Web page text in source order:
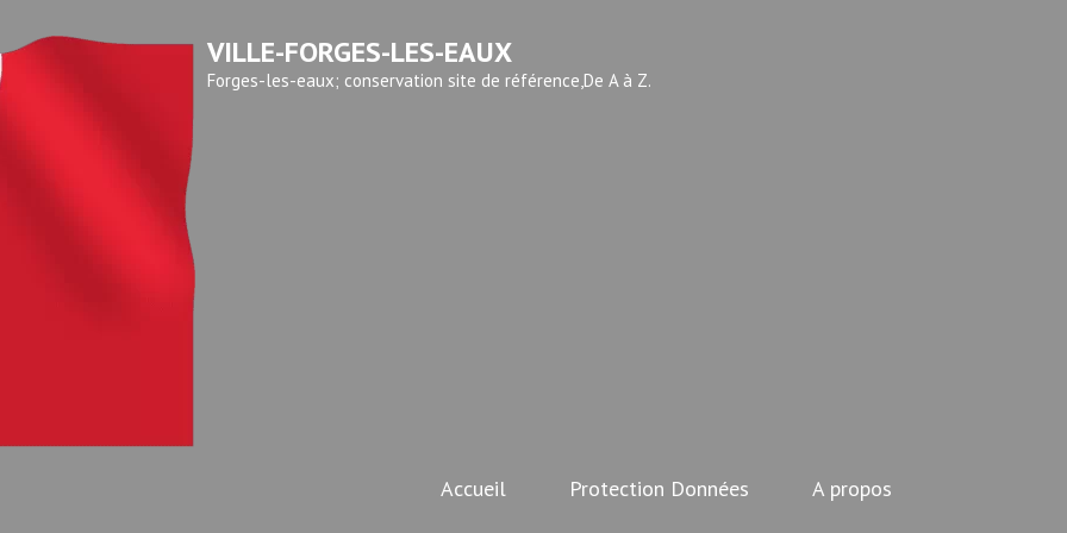
VILLE-FORGES-LES-EAUX
Forges-les-eaux; conservation site de référence,De A à Z.
Accueil Protection Données A propos